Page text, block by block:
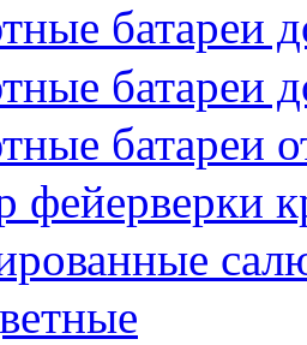
батареи
батареи
батареи
фейерверки